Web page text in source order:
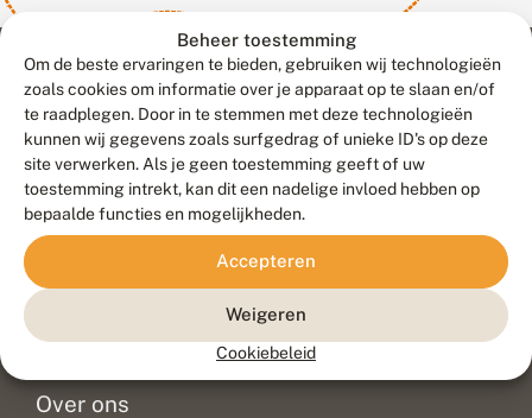
Beheer toestemming
Om de beste ervaringen te bieden, gebruiken wij technologieën
zoals cookies om informatie over je apparaat op te slaan en/of
te raadplegen. Door in te stemmen met deze technologieën
kunnen wij gegevens zoals surfgedrag of unieke ID's op deze
site verwerken. Als je geen toestemming geeft of uw
toestemming intrekt, kan dit een nadelige invloed hebben op
bepaalde functies en mogelijkheden.
Accepteren
Weigeren
Cookiebeleid
Contact
Veelgestelde vragen
Doneer
Over ons
Meld waarnemingen© 2026 Vlinderstichting
Duurzaam ontwikkeld door
Go2People
, ontworpen door
Blue Field Agency
Privacy
Disclaimer
Sitemap